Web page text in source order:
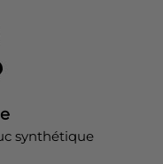
synthétique